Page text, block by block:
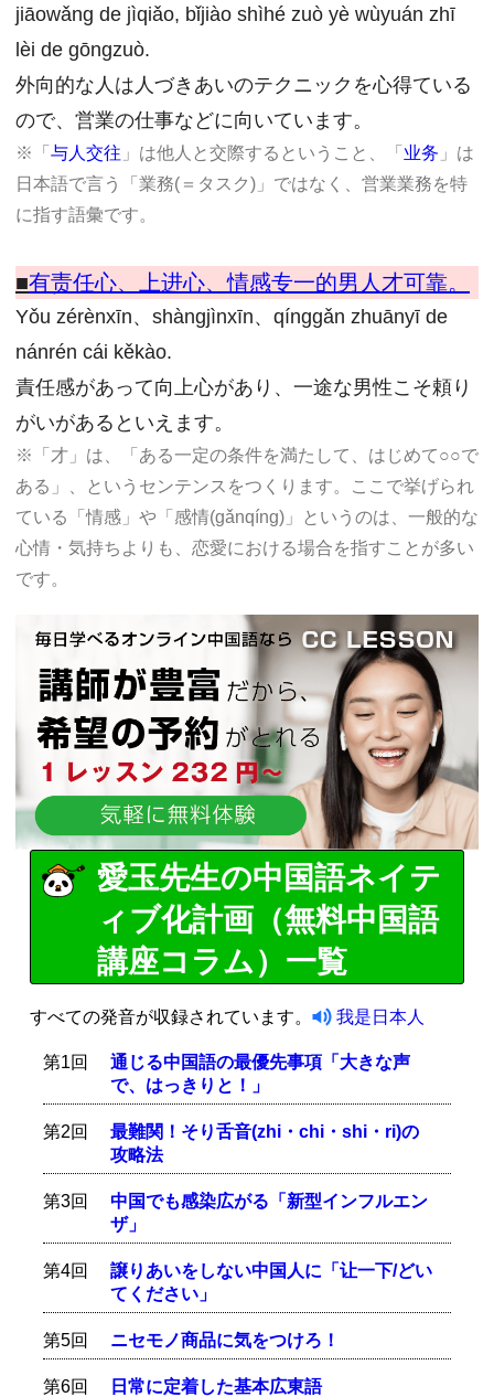
jiāowǎng de jìqiǎo, bǐjiào shìhé zuò yè wùyuán zhī
lèi de gōngzuò.
外向的な人は人づきあいのテクニックを心得ている
ので、営業の仕事などに向いています。
※「 与人交往 」は他人と交際するということ、「 业务 」は
日本語で言う「業務(＝タスク)」ではなく、営業業務を特
に指す語彙です。
■有责任心、上进心、情感专一的男人才可靠。
Yǒu zérènxīn、shàngjìnxīn、qínggǎn zhuānyī de
nánrén cái kěkào.
責任感があって向上心があり、一途な男性こそ頼り
がいがあるといえます。
※「才」は、「ある一定の条件を満たして、はじめて○○で
ある」、というセンテンスをつくります。ここで挙げられ
ている「情感」や「感情(gǎnqíng)」というのは、一般的な
心情・気持ちよりも、恋愛における場合を指すことが多い
です。
愛玉先生の中国語ネイテ
ィブ化計画（無料中国語
講座コラム）一覧
すべての発音が収録されています。 我是日本人
第1回
通じる中国語の最優先事項「大きな声
で、はっきりと！」
第2回
最難関！そり舌音(zhi・chi・shi・ri)の
攻略法
第3回
中国でも感染広がる「新型インフルエン
ザ」
第4回
譲りあいをしない中国人に「让一下/どい
てください」
第5回 ニセモノ商品に気をつけろ！
第6回 日常に定着した基本広東語